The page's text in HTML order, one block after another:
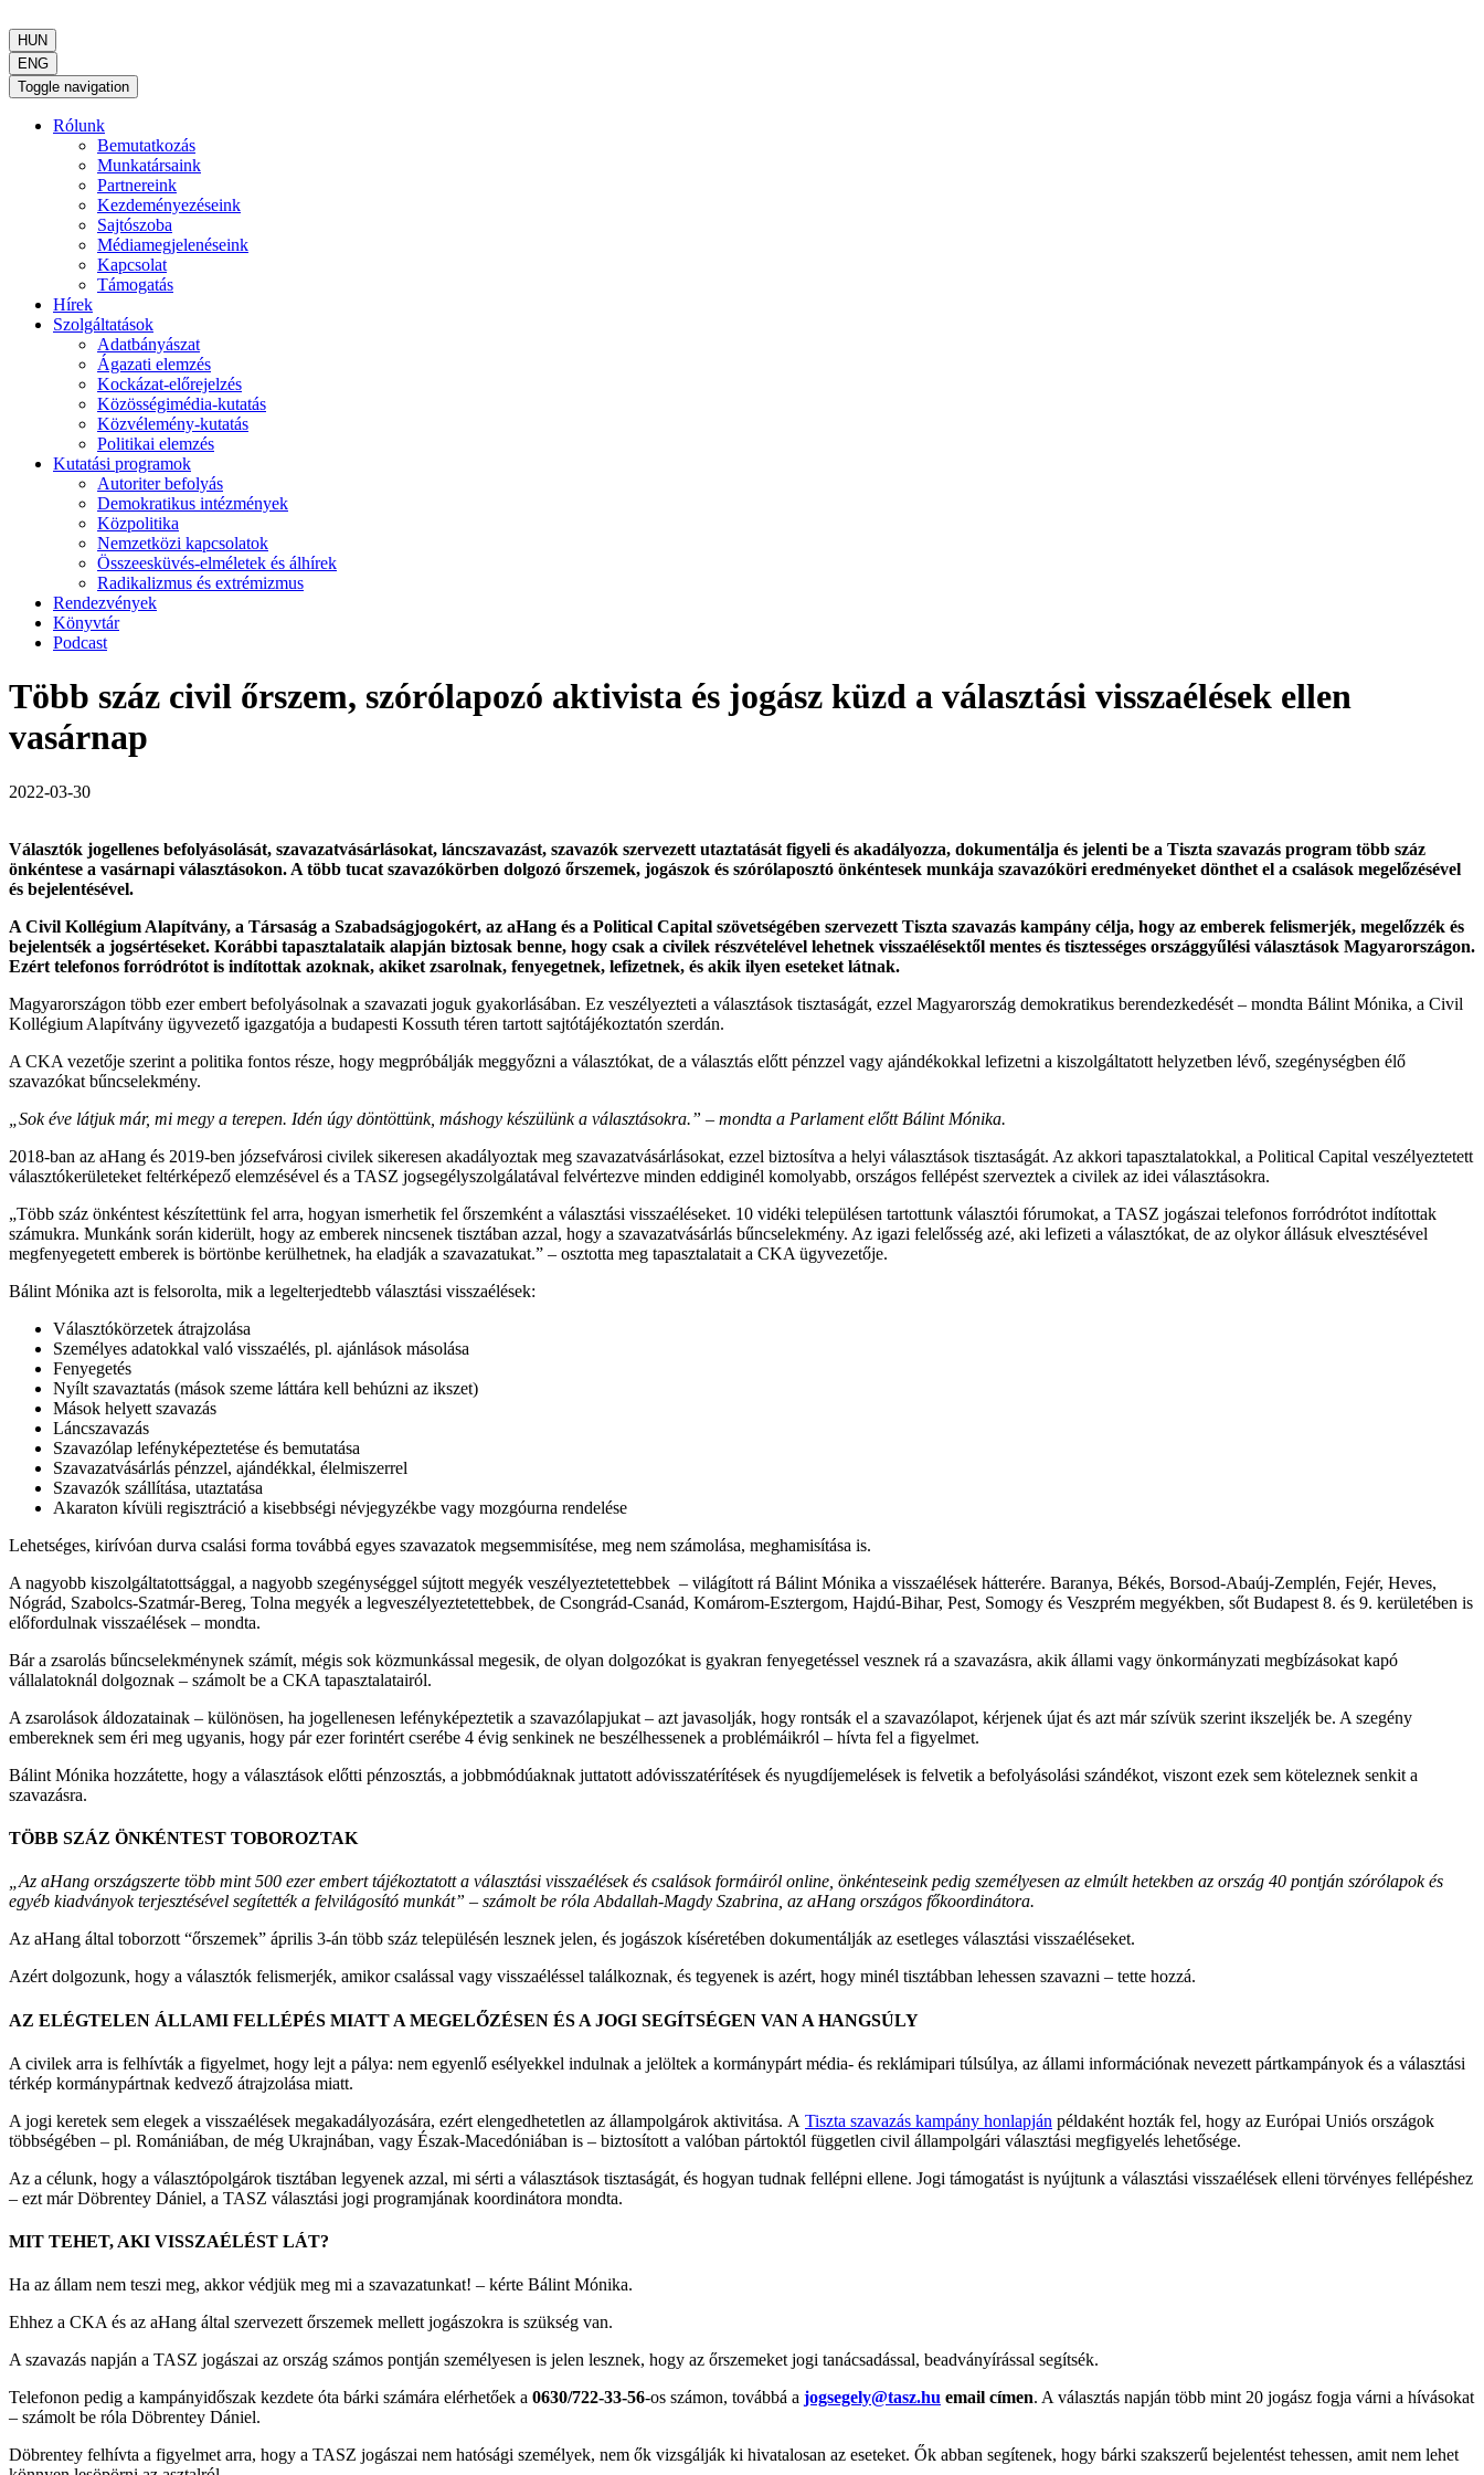
HUN
ENG
Toggle navigation
Rólunk
Bemutatkozás
Munkatársaink
Partnereink
Kezdeményezéseink
Sajtószoba
Médiamegjelenéseink
Kapcsolat
Támogatás
Hírek
Szolgáltatások
Adatbányászat
Ágazati elemzés
Kockázat-előrejelzés
Közösségimédia-kutatás
Közvélemény-kutatás
Politikai elemzés
Kutatási programok
Autoriter befolyás
Demokratikus intézmények
Közpolitika
Nemzetközi kapcsolatok
Összeesküvés-elméletek és álhírek
Radikalizmus és extrémizmus
Rendezvények
Könyvtár
Podcast
Több száz civil őrszem, szórólapozó aktivista és jogász küzd a választási visszaélések ellen
vasárnap
2022-03-30
Választók jogellenes befolyásolását, szavazatvásárlásokat, láncszavazást, szavazók szervezett utaztatását figyeli és akadályozza, dokumentálja és jelenti be a Tiszta szavazás program több száz
önkéntese a vasárnapi választásokon. A több tucat szavazókörben dolgozó őrszemek, jogászok és szórólaposztó önkéntesek munkája szavazóköri eredményeket dönthet el a csalások megelőzésével
és bejelentésével.
A Civil Kollégium Alapítvány, a Társaság a Szabadságjogokért, az aHang és a Political Capital szövetségében szervezett Tiszta szavazás kampány célja, hogy az emberek felismerjék, megelőzzék és
bejelentsék a jogsértéseket. Korábbi tapasztalataik alapján biztosak benne, hogy csak a civilek részvételével lehetnek visszaélésektől mentes és tisztességes országgyűlési választások Magyarországon.
Ezért telefonos forródrótot is indítottak azoknak, akiket zsarolnak, fenyegetnek, lefizetnek, és akik ilyen eseteket látnak.
Magyarországon több ezer embert befolyásolnak a szavazati joguk gyakorlásában. Ez veszélyezteti a választások tisztaságát, ezzel Magyarország demokratikus berendezkedését – mondta Bálint Mónika, a Civil
Kollégium Alapítvány ügyvezető igazgatója a budapesti Kossuth téren tartott sajtótájékoztatón szerdán.
A CKA vezetője szerint a politika fontos része, hogy megpróbálják meggyőzni a választókat, de a választás előtt pénzzel vagy ajándékokkal lefizetni a kiszolgáltatott helyzetben lévő, szegénységben élő
szavazókat bűncselekmény.
„Sok éve látjuk már, mi megy a terepen. Idén úgy döntöttünk, máshogy készülünk a választásokra.” – mondta a Parlament előtt Bálint Mónika.
2018-ban az aHang és 2019-ben józsefvárosi civilek sikeresen akadályoztak meg szavazatvásárlásokat, ezzel biztosítva a helyi választások tisztaságát. Az akkori tapasztalatokkal, a Political Capital veszélyeztetett
választókerületeket feltérképező elemzésével és a TASZ jogsegélyszolgálatával felvértezve minden eddiginél komolyabb, országos fellépést szerveztek a civilek az idei választásokra.
„Több száz önkéntest készítettünk fel arra, hogyan ismerhetik fel őrszemként a választási visszaéléseket. 10 vidéki településen tartottunk választói fórumokat, a TASZ jogászai telefonos forródrótot indítottak
számukra. Munkánk során kiderült, hogy az emberek nincsenek tisztában azzal, hogy a szavazatvásárlás bűncselekmény. Az igazi felelősség azé, aki lefizeti a választókat, de az olykor állásuk elvesztésével
megfenyegetett emberek is börtönbe kerülhetnek, ha eladják a szavazatukat.” – osztotta meg tapasztalatait a CKA ügyvezetője.
Bálint Mónika azt is felsorolta, mik a legelterjedtebb választási visszaélések:
Választókörzetek átrajzolása
Személyes adatokkal való visszaélés, pl. ajánlások másolása
Fenyegetés
Nyílt szavaztatás (mások szeme láttára kell behúzni az ikszet)
Mások helyett szavazás
Láncszavazás
Szavazólap lefényképeztetése és bemutatása
Szavazatvásárlás pénzzel, ajándékkal, élelmiszerrel
Szavazók szállítása, utaztatása
Akaraton kívüli regisztráció a kisebbségi névjegyzékbe vagy mozgóurna rendelése
Lehetséges, kirívóan durva csalási forma továbbá egyes szavazatok megsemmisítése, meg nem számolása, meghamisítása is.
A nagyobb kiszolgáltatottsággal, a nagyobb szegénységgel sújtott megyék veszélyeztetettebbek – világított rá Bálint Mónika a visszaélések hátterére. Baranya, Békés, Borsod-Abaúj-Zemplén, Fejér, Heves,
Nógrád, Szabolcs-Szatmár-Bereg, Tolna megyék a legveszélyeztetettebbek, de Csongrád-Csanád, Komárom-Esztergom, Hajdú-Bihar, Pest, Somogy és Veszprém megyékben, sőt Budapest 8. és 9. kerületében is
előfordulnak visszaélések – mondta.
Bár a zsarolás bűncselekménynek számít, mégis sok közmunkással megesik, de olyan dolgozókat is gyakran fenyegetéssel vesznek rá a szavazásra, akik állami vagy önkormányzati megbízásokat kapó
vállalatoknál dolgoznak – számolt be a CKA tapasztalatairól.
A zsarolások áldozatainak – különösen, ha jogellenesen lefényképeztetik a szavazólapjukat – azt javasolják, hogy rontsák el a szavazólapot, kérjenek újat és azt már szívük szerint ikszeljék be. A szegény
embereknek sem éri meg ugyanis, hogy pár ezer forintért cserébe 4 évig senkinek ne beszélhessenek a problémáikról – hívta fel a figyelmet.
Bálint Mónika hozzátette, hogy a választások előtti pénzosztás, a jobbmódúaknak juttatott adóvisszatérítések és nyugdíjemelések is felvetik a befolyásolási szándékot, viszont ezek sem köteleznek senkit a
szavazásra.
TÖBB SZÁZ ÖNKÉNTEST TOBOROZTAK
„Az aHang országszerte több mint 500 ezer embert tájékoztatott a választási visszaélések és csalások formáiról online, önkénteseink pedig személyesen az elmúlt hetekben az ország 40 pontján szórólapok és
egyéb kiadványok terjesztésével segítették a felvilágosító munkát” – számolt be róla Abdallah-Magdy Szabrina, az aHang országos főkoordinátora.
Az aHang által toborzott “őrszemek” április 3-án több száz településén lesznek jelen, és jogászok kíséretében dokumentálják az esetleges választási visszaéléseket.
Azért dolgozunk, hogy a választók felismerjék, amikor csalással vagy visszaéléssel találkoznak, és tegyenek is azért, hogy minél tisztábban lehessen szavazni – tette hozzá.
AZ ELÉGTELEN ÁLLAMI FELLÉPÉS MIATT A MEGELŐZÉSEN ÉS A JOGI SEGÍTSÉGEN VAN A HANGSÚLY
A civilek arra is felhívták a figyelmet, hogy lejt a pálya: nem egyenlő esélyekkel indulnak a jelöltek a kormánypárt média- és reklámipari túlsúlya, az állami információnak nevezett pártkampányok és a választási
térkép kormánypártnak kedvező átrajzolása miatt.
A jogi keretek sem elegek a visszaélések megakadályozására, ezért elengedhetetlen az állampolgárok aktivitása. A Tiszta szavazás kampány honlapján példaként hozták fel, hogy az Európai Uniós országok
többségében – pl. Romániában, de még Ukrajnában, vagy Észak-Macedóniában is – biztosított a valóban pártoktól független civil állampolgári választási megfigyelés lehetősége.
Az a célunk, hogy a választópolgárok tisztában legyenek azzal, mi sérti a választások tisztaságát, és hogyan tudnak fellépni ellene. Jogi támogatást is nyújtunk a választási visszaélések elleni törvényes fellépéshez
– ezt már Döbrentey Dániel, a TASZ választási jogi programjának koordinátora mondta.
MIT TEHET, AKI VISSZAÉLÉST LÁT?
Ha az állam nem teszi meg, akkor védjük meg mi a szavazatunkat! – kérte Bálint Mónika.
Ehhez a CKA és az aHang által szervezett őrszemek mellett jogászokra is szükség van.
A szavazás napján a TASZ jogászai az ország számos pontján személyesen is jelen lesznek, hogy az őrszemeket jogi tanácsadással, beadványírással segítsék.
Telefonon pedig a kampányidőszak kezdete óta bárki számára elérhetőek a 0630/722-33-56-os számon, továbbá a jogsegely@tasz.hu email címen. A választás napján több mint 20 jogász fogja várni a hívásokat
– számolt be róla Döbrentey Dániel.
Döbrentey felhívta a figyelmet arra, hogy a TASZ jogászai nem hatósági személyek, nem ők vizsgálják ki hivatalosan az eseteket. Ők abban segítenek, hogy bárki szakszerű bejelentést tehessen, amit nem lehet